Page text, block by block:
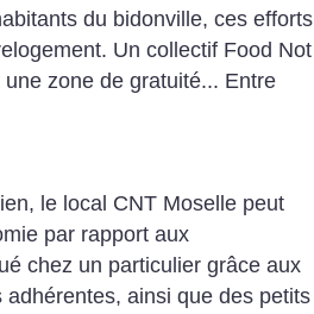
du bidonville, ces efforts
Un collectif Food Not
zone de gratuité... Entre
le local CNT Moselle peut
par rapport aux
chez un particulier grâce aux
ainsi que des petits